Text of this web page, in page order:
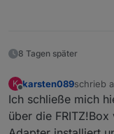
Beim
8 Tagen später
K
Offline
karsten089schrieb
zuletzt
Ich schließe mich
über die